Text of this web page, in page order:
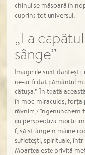
chinul se măsoară în
cuprins tot universul.
„La
sânge”
Imaginile sunt dantești,
ne-ar fi dat pământul
cătușa.” În toată
în mod miraculos, forța
râvnim,/ îngenunchem
cu perspectiva morții
(„să strângem mâine
sufletești, spirituale,
Moartea este privită